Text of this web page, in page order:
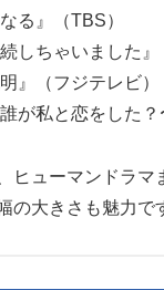
る』（TBS）
しちゃいました』
』（フジテレビ）
が私と恋をした？
ヒューマンドラマ
の大きさも魅力で